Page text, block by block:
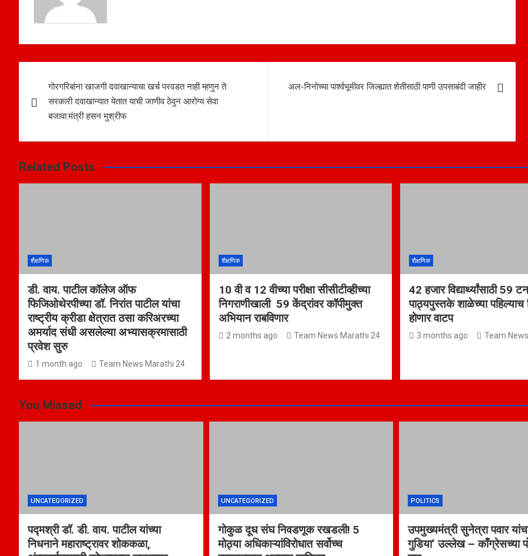
navigation
गोरगरिबांना खाजगी दवाखान्याचा खर्च परवडत नाही म्हणुन ते
सरकारी दवाखान्यात येतात याची जाणीव ठेवुन आरोग्य सेवा
बजावा:मंत्री हसन मुश्रीफ
अल-निनोच्या पार्श्वभूमीवर जिल्ह्यात शेतीसाठी पाणी उपसाबंदी जाहीर
Related Posts
शैक्षणिक
डी. वाय. पाटील कॉलेज ऑफ
फिजिओथेरपीच्या डॉ. निरांत पाटील यांचा
राष्ट्रीय क्रीडा क्षेत्रात ठसा करिअरच्या
अमर्याद संधी असलेल्या अभ्यासक्रमासाठी
प्रवेश सुरु
1 month ago Team News Marathi 24
शैक्षणिक
10 वी व 12 वीच्या परीक्षा सीसीटीव्हीच्या
निगराणीखाली 59 केंद्रांवर कॉपीमुक्त
अभियान राबविणार
2 months ago Team News Marathi 24
शैक्षणिक
42 हजार विद्यार्थ्यांसाठी 59 टन
पाठ्यपुस्तके शाळेच्या पहिल्याच
होणार वाटप
3 months ago Team
You Missed
UNCATEGORIZED
पद्मश्री डॉ. डी. वाय. पाटील यांच्या
निधनाने महाराष्ट्रावर शोककळा,
UNCATEGORIZED
गोकुळ दूध संघ निवडणूक रखडली! 5
मोठ्या अधिकाऱ्यांविरोधात सर्वोच्च
POLITICS
उपमुख्यमंत्री सुनेत्रा पवार
गुडिया’ उल्लेख – काँग्रेसच्या